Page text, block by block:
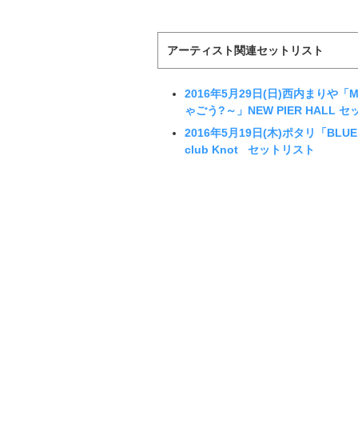
アーティスト関連セットリスト
2016年5月29日(日)西内まりや
ゃごう?～」NEW PIER HALL セ
2016年5月19日(木)ポタリ「
club Knot セットリスト